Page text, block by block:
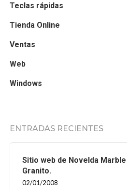
Teclas rápidas
Tienda Online
Ventas
Web
Windows
ENTRADAS RECIENTES
Sitio web de Novelda Marble
Granito.
02/01/2008